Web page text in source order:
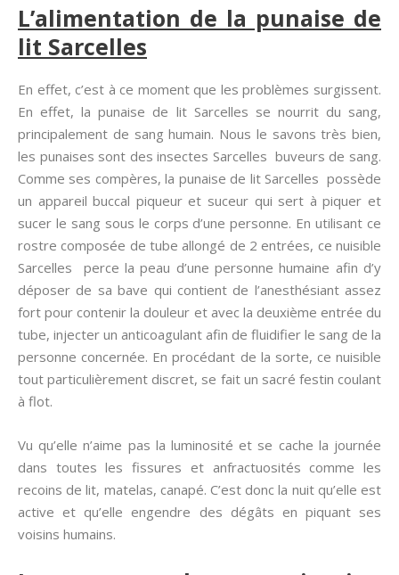
L’alimentation de la punaise de
lit Sarcelles
En effet, c’est à ce moment que les problèmes surgissent.
En effet, la punaise de lit Sarcelles se nourrit du sang,
principalement de sang humain. Nous le savons très bien,
les punaises sont des insectes Sarcelles buveurs de sang.
Comme ses compères, la punaise de lit Sarcelles possède
un appareil buccal piqueur et suceur qui sert à piquer et
sucer le sang sous le corps d’une personne. En utilisant ce
rostre composée de tube allongé de 2 entrées, ce nuisible
Sarcelles perce la peau d’une personne humaine afin d’y
déposer de sa bave qui contient de l’anesthésiant assez
fort pour contenir la douleur et avec la deuxième entrée du
tube, injecter un anticoagulant afin de fluidifier le sang de la
personne concernée. En procédant de la sorte, ce nuisible
tout particulièrement discret, se fait un sacré festin coulant
à flot.
Vu qu’elle n’aime pas la luminosité et se cache la journée
dans toutes les fissures et anfractuosités comme les
recoins de lit, matelas, canapé. C’est donc la nuit qu’elle est
active et qu’elle engendre des dégâts en piquant ses
voisins humains.